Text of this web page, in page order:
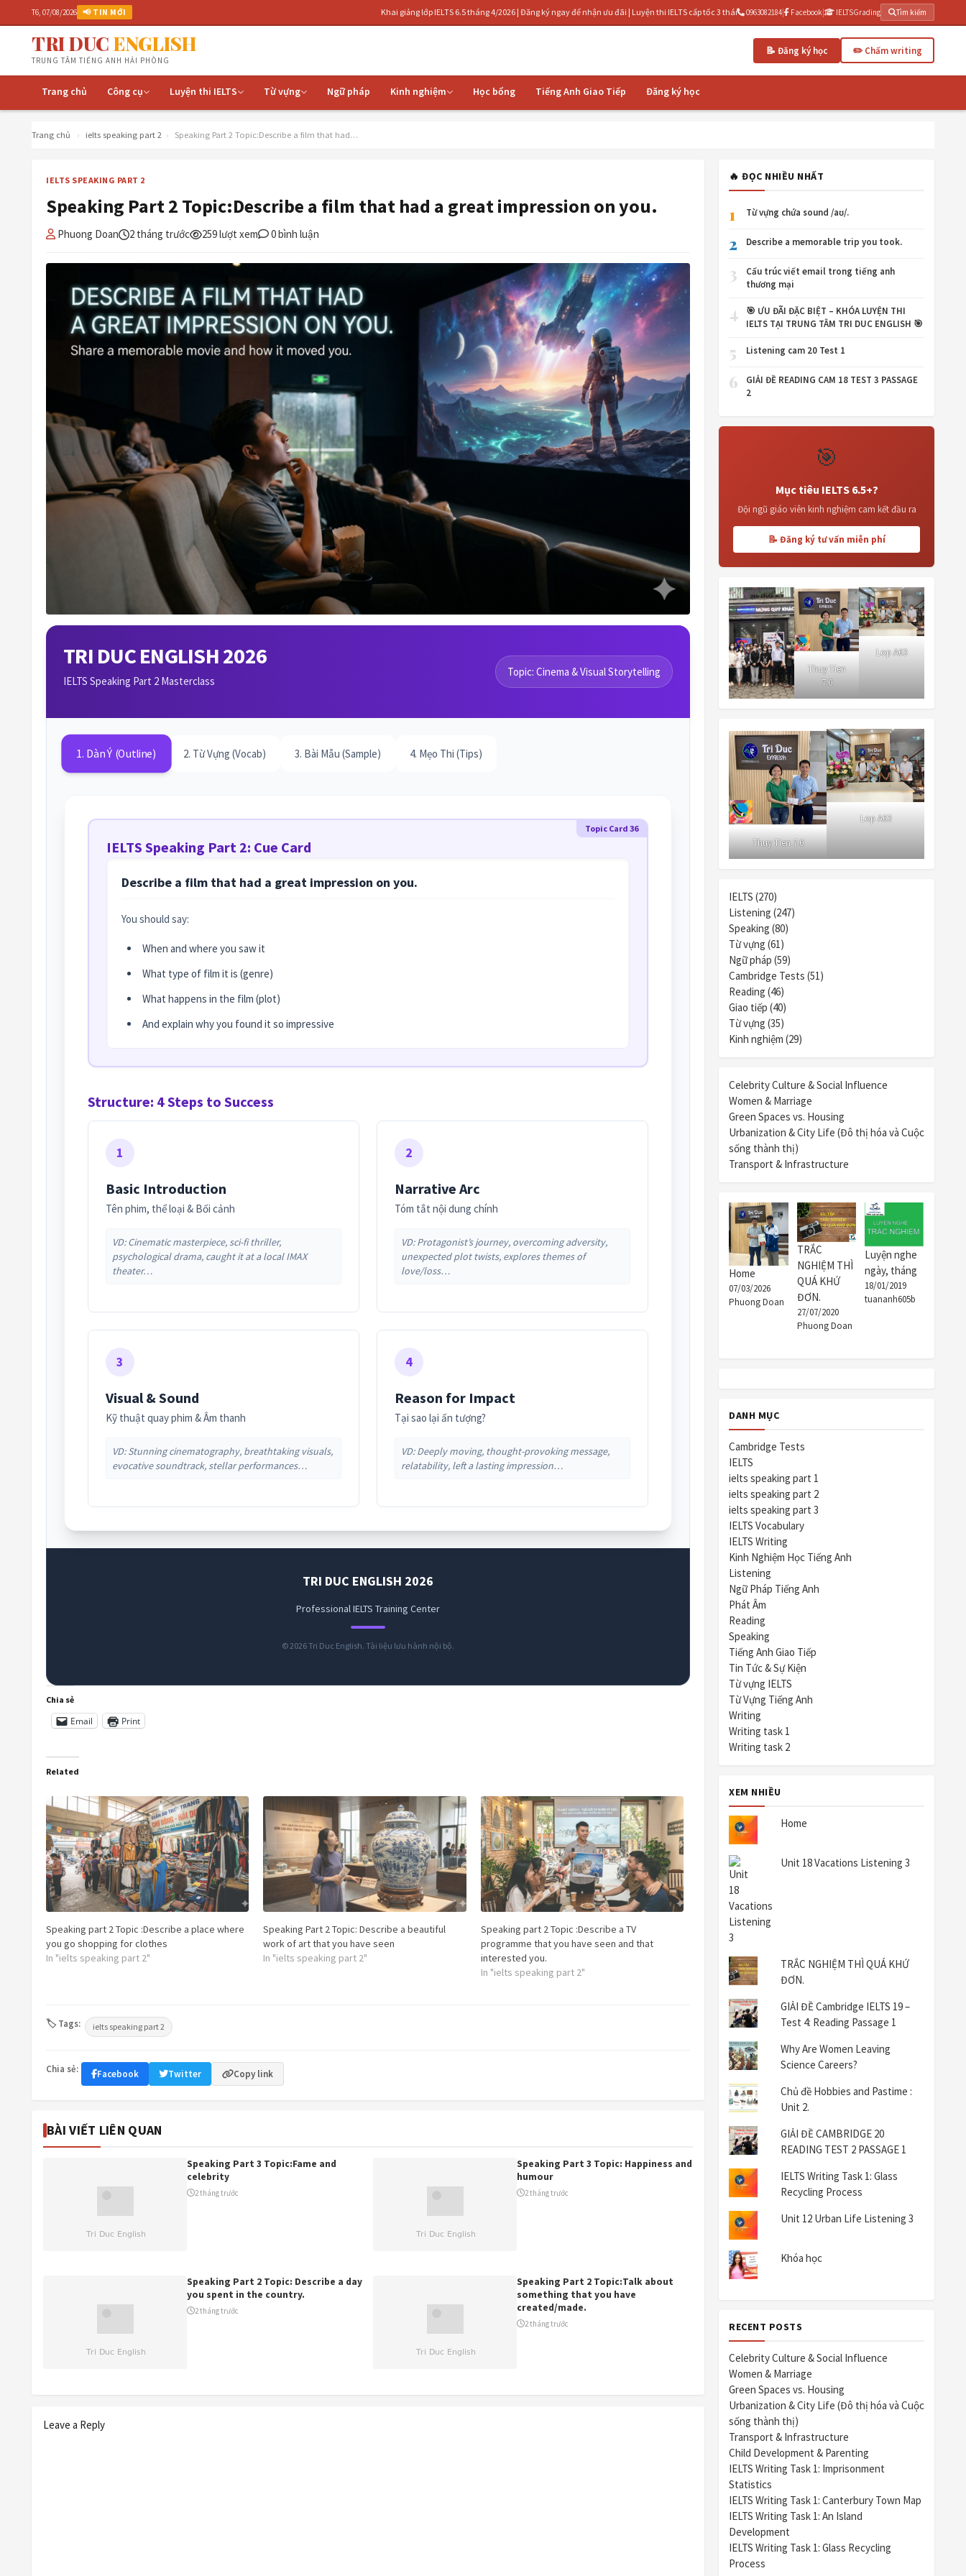
T6, 07/08/2026 📢 TIN MỚI Khai giảng lớp IELTS 6.5 tháng 4/2026 | Đăng ký ngay để nhận ưu đãi | Luyện thi IELTS cấp tốc 3 tháng | IELTSGrading.com - Chấm writing AI miễn phí
0963082184| Facebook| IELTSGrading Tìm kiếm
TRI DUC ENGLISH
TRUNG TÂM TIẾNG ANH HẢI PHÒNG
📝 Đăng ký học ✏️ Chấm writing
Trang chủ Công cụ Luyện thi IELTS Từ vựng Ngữ pháp Kinh nghiệm Học bổng Tiếng Anh Giao Tiếp Đăng ký học
Trang chủ › ielts speaking part 2 › Speaking Part 2 Topic:Describe a film that had…
IELTS SPEAKING PART 2
Speaking Part 2 Topic:Describe a film that had a great impression on you.
Phuong Doan 2 tháng trước 259 lượt xem 0 bình luận
TRI DUC ENGLISH 2026
IELTS Speaking Part 2 Masterclass
Topic: Cinema & Visual Storytelling
1. Dàn Ý (Outline) 2. Từ Vựng (Vocab) 3. Bài Mẫu (Sample) 4. Mẹo Thi (Tips)
Topic Card 36
IELTS Speaking Part 2: Cue Card
Describe a film that had a great impression on you.
You should say:
When and where you saw it
What type of film it is (genre)
What happens in the film (plot)
And explain why you found it so impressive
Structure: 4 Steps to Success
1
Basic Introduction
Tên phim, thể loại & Bối cảnh
VD: Cinematic masterpiece, sci-fi thriller,
psychological drama, caught it at a local IMAX
theater…
2
Narrative Arc
Tóm tắt nội dung chính
VD: Protagonist’s journey, overcoming adversity,
unexpected plot twists, explores themes of
love/loss…
3
Visual & Sound
Kỹ thuật quay phim & Âm thanh
VD: Stunning cinematography, breathtaking visuals,
evocative soundtrack, stellar performances…
4
Reason for Impact
Tại sao lại ấn tượng?
VD: Deeply moving, thought-provoking message,
relatability, left a lasting impression…
TRI DUC ENGLISH 2026
Professional IELTS Training Center
© 2026 Tri Duc English. Tài liệu lưu hành nội bộ.
Chia sẻ
Email Print
Related
Speaking part 2 Topic :Describe a place where
you go shopping for clothes
In "ielts speaking part 2"
Speaking Part 2 Topic: Describe a beautiful
work of art that you have seen
In "ielts speaking part 2"
Speaking part 2 Topic :Describe a TV
programme that you have seen and that
interested you.
In "ielts speaking part 2"
🏷 Tags: ielts speaking part 2
Chia sẻ: Facebook Twitter Copy link
BÀI VIẾT LIÊN QUAN
Speaking Part 3 Topic:Fame and
celebrity
2 tháng trước
Speaking Part 3 Topic: Happiness and
humour
2 tháng trước
Speaking Part 2 Topic: Describe a day
you spent in the country.
2 tháng trước
Speaking Part 2 Topic:Talk about
something that you have
created/made.
2 tháng trước
Leave a Reply
🔥 ĐỌC NHIỀU NHẤT
1 Từ vựng chứa sound /aʊ/.
2 Describe a memorable trip you took.
3
Cấu trúc viết email trong tiếng anh
thương mại
4
🎯 ƯU ĐÃI ĐẶC BIỆT – KHÓA LUYỆN THI
IELTS TẠI TRUNG TÂM TRI DUC ENGLISH 🎯
5 Listening cam 20 Test 1
6
GIẢI ĐỀ READING CAM 18 TEST 3 PASSAGE
2
🎯
Mục tiêu IELTS 6.5+?
Đội ngũ giáo viên kinh nghiệm cam kết đầu ra
📝 Đăng ký tư vấn miễn phí
Thuy Tien
7.0
Lop A63
Thuy Tien 7.0
Lop A63
IELTS (270)
Listening (247)
Speaking (80)
Từ vựng (61)
Ngữ pháp (59)
Cambridge Tests (51)
Reading (46)
Giao tiếp (40)
Từ vựng (35)
Kinh nghiệm (29)
Celebrity Culture & Social Influence
Women & Marriage
Green Spaces vs. Housing
Urbanization & City Life (Đô thị hóa và Cuộc
sống thành thị)
Transport & Infrastructure
Home
07/03/2026
Phuong Doan
TRẮC
NGHIỆM THÌ
QUÁ KHỨ
ĐƠN.
27/07/2020
Phuong Doan
Luyện nghe
ngày, tháng
18/01/2019
tuananh605b
DANH MỤC
Cambridge Tests
IELTS
ielts speaking part 1
ielts speaking part 2
ielts speaking part 3
IELTS Vocabulary
IELTS Writing
Kinh Nghiệm Học Tiếng Anh
Listening
Ngữ Pháp Tiếng Anh
Phát Âm
Reading
Speaking
Tiếng Anh Giao Tiếp
Tin Tức & Sự Kiện
Từ vựng IELTS
Từ Vựng Tiếng Anh
Writing
Writing task 1
Writing task 2
XEM NHIỀU
Home
Unit 18 Vacations Listening 3
TRẮC NGHIỆM THÌ QUÁ KHỨ
ĐƠN.
GIẢI ĐỀ Cambridge IELTS 19 –
Test 4: Reading Passage 1
Why Are Women Leaving
Science Careers?
Chủ đề Hobbies and Pastime :
Unit 2.
GIẢI ĐỀ CAMBRIDGE 20
READING TEST 2 PASSAGE 1
IELTS Writing Task 1: Glass
Recycling Process
Unit 12 Urban Life Listening 3
Khóa học
RECENT POSTS
Celebrity Culture & Social Influence
Women & Marriage
Green Spaces vs. Housing
Urbanization & City Life (Đô thị hóa và Cuộc
sống thành thị)
Transport & Infrastructure
Child Development & Parenting
IELTS Writing Task 1: Imprisonment
Statistics
IELTS Writing Task 1: Canterbury Town Map
IELTS Writing Task 1: An Island
Development
IELTS Writing Task 1: Glass Recycling
Process
🎤
Khoá học Phát âm Tiếng Anh
Cần tư vấn: